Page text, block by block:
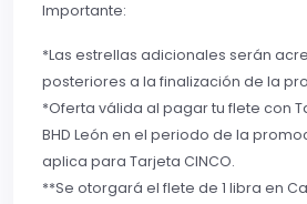
Importante:
*Las estrellas adicionales serán
posteriores a la finalización de la
*Oferta válida al pagar tu flete con
BHD León en el periodo de la
aplica para Tarjeta CINCO.
**Se otorgará el flete de 1 libra en